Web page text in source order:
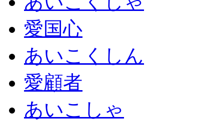
愛国心
あいこくしん
愛顧者
あいこしゃ